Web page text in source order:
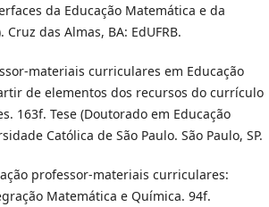
da Educação Matemática e da
das Almas, BA: EdUFRB.
materiais curriculares em Educação
de elementos dos recursos do currículo
163f. Tese (Doutorado em Educação
Católica de São Paulo. São Paulo, SP.
professor-materiais curriculares:
Matemática e Química. 94f.